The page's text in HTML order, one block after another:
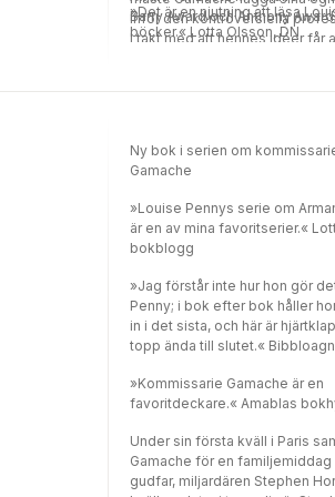
inför den kontroversiella
I takt med att hennes idéer får
Barry Award och Anthony
»Det är en njutning att läsa
böcker.« Lotta Olsson, DN
Ny bok i serien om
Gamache
»Louise Pennys serie om
är en av mina favoritserier.«
bokblogg
»Jag förstår inte hur hon gör
Penny; i bok efter bok håller
in i det sista, och här är
topp ända till slutet.«
»Kommissarie Gamache är en
favoritdeckare.« Amablas
Under sin första kväll i Paris
Gamache för en familjemiddag
gudfar, miljardären Stephen